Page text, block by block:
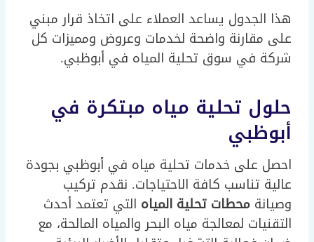
هذا الجدول يساعد العملاء على اتخاذ قرار مبني
على مقارنة واضحة لخدمات وعروض ومميزات كل
شركة في سوق تحلية المياه في أبوظبي.
حلول تحلية مياه مبتكرة في
أبوظبي
احصل على خدمات تحلية مياه في أبوظبي بجودة
عالية تناسب كافة الاحتياجات. نقدم تركيب
وصيانة محطات تحلية المياه التي تعتمد أحدث
التقنيات لمعالجة مياه البحر والمياه المالحة، مع